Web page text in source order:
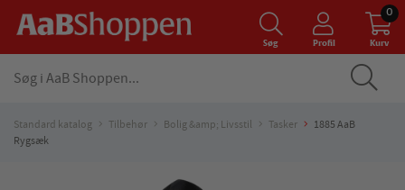
Søg Profil Kurv
0
Standard katalog Tilbehør Bolig &amp; Livsstil Tasker
1885 AaB
Rygsæk